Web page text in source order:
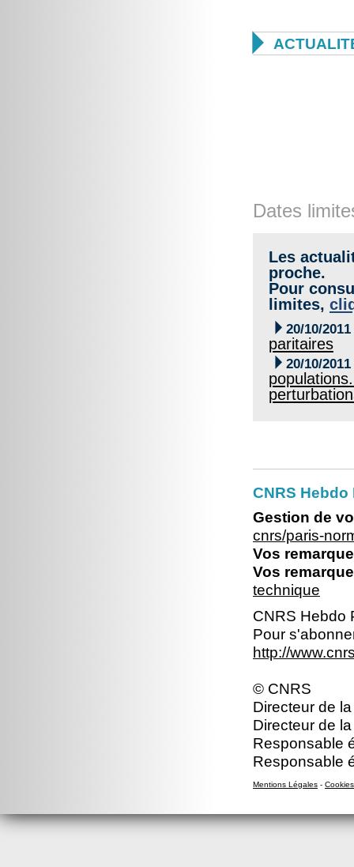

Dates
Les
proche.
Pour
limites,
 20/10/2011
paritaires
 20/10/2011
CNRS
Gestion de
cnrs/paris-
Vos
Vos
technique
CNRS Hebdo
Pour
http://
© CNRS
Directeur de
Directeur de
Responsable
Responsable
Mentions Légales - Cookies